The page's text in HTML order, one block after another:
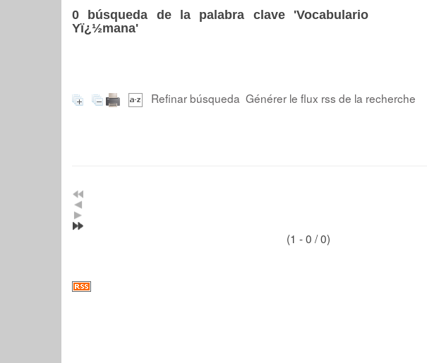
0 búsqueda de la palabra clave 'Vocabulario
Yï¿½mana'
Refinar búsqueda Générer le flux rss de la recherche
(1 - 0 / 0)